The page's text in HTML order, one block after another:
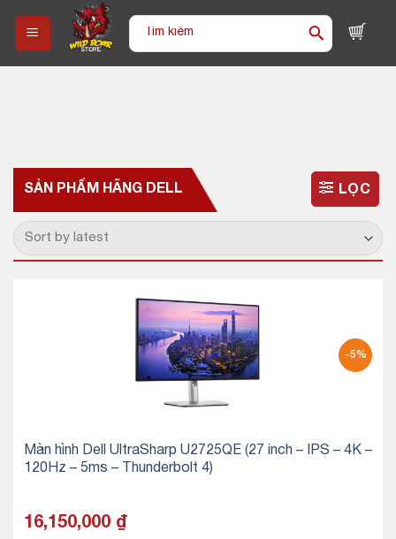
content
Tìm
SẢN PHẨM HÃNG DELL LỌC
-5%
Màn hình Dell UltraSharp U2725QE (27 inch – IPS – 4K –
120Hz – 5ms – Thunderbolt 4)
16,150,000 ₫